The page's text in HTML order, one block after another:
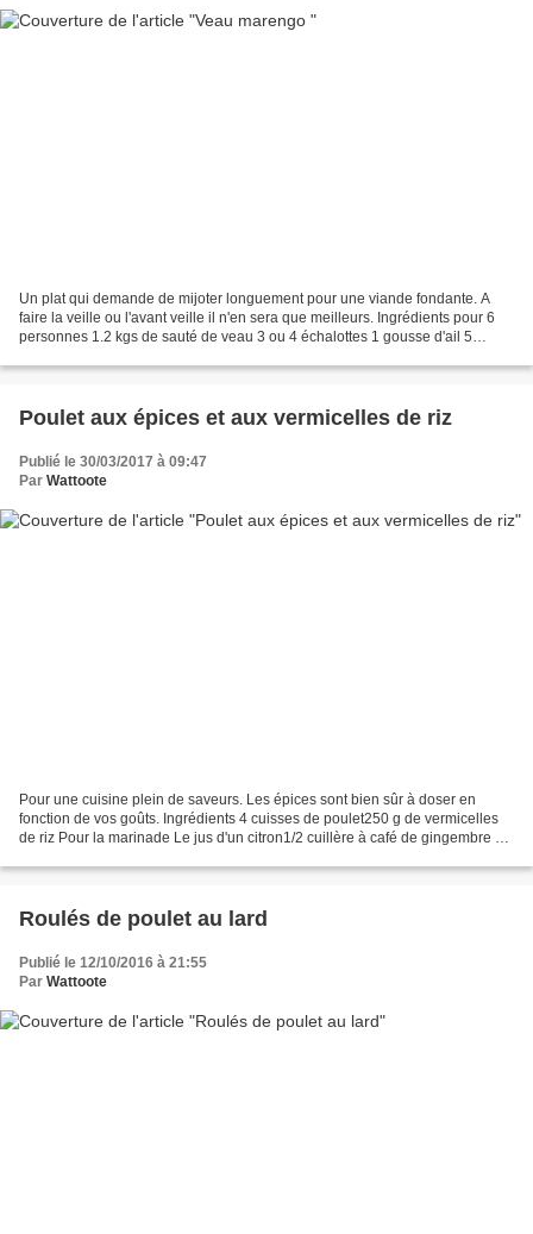
Un plat qui demande de mijoter longuement pour une viande fondante. A
faire la veille ou l'avant veille il n'en sera que meilleurs. Ingrédients pour 6
personnes 1.2 kgs de sauté de veau 3 ou 4 échalottes 1 gousse d'ail 5
Poulet aux épices et aux vermicelles de riz
Publié le 30/03/2017 à 09:47
Par Wattoote
Pour une cuisine plein de saveurs. Les épices sont bien sûr à doser en
fonction de vos goûts. Ingrédients 4 cuisses de poulet250 g de vermicelles
de riz Pour la marinade Le jus d'un citron1/2 cuillère à café de gingembre en
Roulés de poulet au lard
Publié le 12/10/2016 à 21:55
Par Wattoote